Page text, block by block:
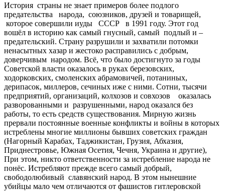
История страны не знает примеров более подлого
предательства народа, союзников, друзей и товарищей,
которое совершили иуды СССР в 1991 году. Этот год
вошёл в историю как самый гнусный, самый подлый и –
предательский. Страну разрушили и захватили потомки
ненасытных хазар и жестоко расправились с добрым,
доверчивым народом. Всё, что было достигнуто за годы
Советской власти оказалось в руках березовских,
ходорковских, смоленских абрамовичей, потаниных,
дерипасок, миллеров, сечиных иже с ними. Сотни, тысячи
предприятий, организаций, колхозов и совхозов оказалась
разворованными и разрушенными, народ оказался без
работы, то есть средств существования. Мирную жизнь
прервали постоянные военные конфликты и войны в которых
истреблены многие миллионы бывших советских граждан
(Нагорный Карабах, Таджикистан, Грузия, Абхазия,
Приднестровье, Южная Осетия, Чечня, Украина и другие),
При этом, никто ответственности за истребление народа не
понёс. Истребляют прежде всего самый добрый,
свободолюбивый славянский народ. В этом нынешние
убийцы мало чем отличаются от фашистов гитлеровской